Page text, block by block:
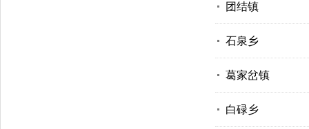
团结镇
石泉乡
葛家岔镇
白碌乡